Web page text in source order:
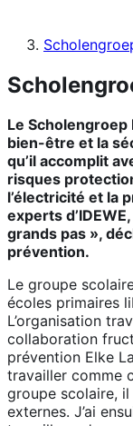
Le
bien-être et la
qu’il accomplit
risques
l’électricité et la
experts
grands pas »,
prévention.
Le groupe
écoles primaires
L’organisation
collaboration
prévention Elke
travailler comme
groupe scolaire,
externes. J’ai